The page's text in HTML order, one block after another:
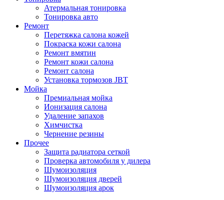
Атермальная тонировка
Тонировка авто
Ремонт
Перетяжка салона кожей
Покраска кожи салона
Ремонт вмятин
Ремонт кожи салона
Ремонт салона
Установка тормозов JBT
Мойка
Премиальная мойка
Ионизация салона
Удаление запахов
Химчистка
Чернение резины
Прочее
Защита радиатора сеткой
Проверка автомобиля у дилера
Шумоизоляция
Шумоизоляция дверей
Шумоизоляция арок